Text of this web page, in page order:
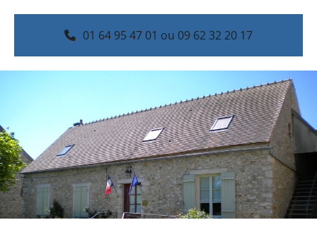
01 64 95 47 01 ou 09 62 32 20 17